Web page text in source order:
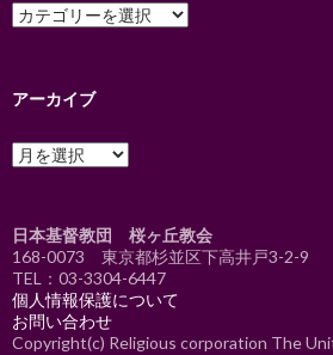
カ
テ
ー
アーカイブ
ア
ー
ブ
日本基督教団 桜ヶ丘教会
168-0073 東京都杉並区下高井戸3-2-9
TEL： 03-3304-6447
個人情報保護について
お問い合わせ
Copyright(c) Religious corporation The